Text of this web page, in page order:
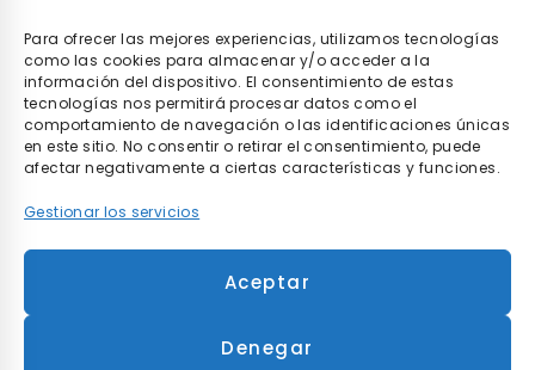
Para ofrecer las mejores experiencias, utilizamos tecnologías
como las cookies para almacenar y/o acceder a la
información del dispositivo. El consentimiento de estas
tecnologías nos permitirá procesar datos como el
comportamiento de navegación o las identificaciones únicas
en este sitio. No consentir o retirar el consentimiento, puede
afectar negativamente a ciertas características y funciones.
Gestionar los servicios
Aceptar
Denegar
decides si pagarlo en el momento, después de recibir el
pedido o poco a poco.
* Envío gratis en compras superiores a 90€ y
entrega en 48h para envíos realizados dentro de
la península.